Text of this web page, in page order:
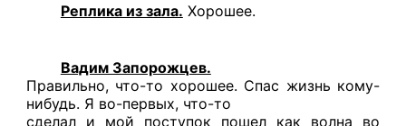
Реплика из зала. Хорошее.
Вадим Запорожцев.
Правильно, что-то хорошее. Спас жизнь кому-
нибудь. Я во-первых, что-то
сделал и мой поступок пошел как волна во